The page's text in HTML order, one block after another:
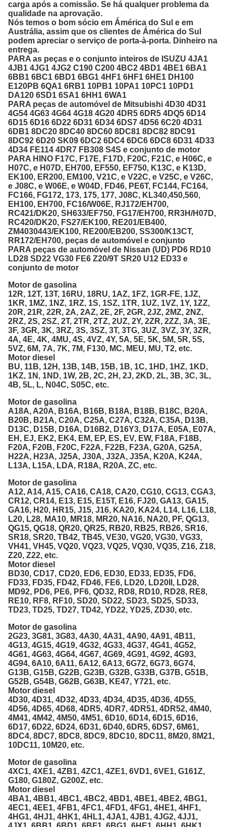
carga após a comissão. Se há qualquer problema da
qualidade na aprovação.
Nós temos o bom sócio em Ámérica do Sul e em
Austrália, assim que os clientes de Ámérica do Sul
podem apreciar o serviço de porta-à-porta. Dinheiro na
entrega.
PARA as peças e o conjunto inteiros de ISUZU 4JA1
4JB1 4JG1 4JG2 C190 C200 4BC2 4BD1 4BE1 6BA1
6BB1 6BC1 6BD1 6BG1 4HF1 6HF1 6HE1 DH100
E120PB 6QA1 6RB1 10PB1 10PA1 10PC1 10PD1
DA120 6SD1 6SA1 6HH1 6WA1
PARA peças de automóvel de Mitsubishi 4D30 4D31
4G54 4G63 4G64 4G18 4G20 4DR5 6DR5 4DQ5 6D14
6D15 6D16 6D22 6D31 6D34 6DS7 4D56 6C20 4D31
6DB1 8DC20 8DC40 8DC60 8DC81 8DC82 8DC91
8DC92 6D20 SK09 6DC2 6DC4 6DC6 6DC8 6D31 4D33
4D34 FE114 4DR7 FB308 S4S e conjunto de motor
PARA HINO F17C, F17E, F17D, F20C, F21C, e H06C, e
H07C, e H07D, EH700, EF550, EF750, K13C, e K13D,
EK100, ER200, EM100, V21C, e V22C, e V25C, e V26C,
e J08C, e W06E, e W04D, FD46, PE6T, FC144, FC164,
FC166, FG172, 173, 175, 177, J08C, KL340,450,560,
EH100, EH700, FC16/W06E, RJ172/EH700,
RC421/DK20, SH633/EF750, FG17/EH700, RR3H/H07D,
RC420/DK20, FS27/EK100, RE201/EB400,
ZM4030443/EK100, RE200/EB200, SS300/K13CT,
RR172/EH700, peças de automóvel e conjunto
PARA peças de automóvel de Nissan (UD) PD6 RD10
LD28 SD22 VG30 FE6 Z20/9T SR20 U12 ED33 e
conjunto de motor
Motor de gasolina
12R, 12T, 13T, 16RU, 18RU, 1AZ, 1FZ, 1GR-FE, 1JZ,
1KR, 1MZ, 1NZ, 1RZ, 1S, 1SZ, 1TR, 1UZ, 1VZ, 1Y, 1ZZ,
20R, 21R, 22R, 2A, 2AZ, 2E, 2F, 2GR, 2JZ, 2MZ, 2NZ,
2RZ, 2S, 2SZ, 2T, 2TR, 2TZ, 2UZ, 2Y, 2ZR, 2ZZ, 3A, 3E,
3F, 3GR, 3K, 3RZ, 3S, 3SZ, 3T, 3TG, 3UZ, 3VZ, 3Y, 3ZR,
4A, 4E, 4K, 4MU, 4S, 4VZ, 4Y, 5A, 5E, 5K, 5M, 5R, 5S,
5VZ, 6M, 7A, 7K, 7M, F130, MC, MEU, MU, T2, etc.
Motor diesel
BU, 11B, 12H, 13B, 14B, 15B, 1B, 1C, 1HD, 1HZ, 1KD,
1KZ, 1N, 1ND, 1W, 2B, 2C, 2H, 2J, 2KD, 2L, 3B, 3C, 3L,
4B, 5L, L, N04C, S05C, etc.
Motor de gasolina
A18A, A20A, B16A, B16B, B18A, B18B, B18C, B20A,
B20B, B21A, C20A, C25A, C27A, C32A, C35A, D13B,
D13C, D15B, D16A, D16B2, D16Y3, D17A, E05A, E07A,
EH, EJ, EK2, EK4, EM, EP, ES, EV, EW, F18A, F18B,
F20A, F20B, F20C, F22A, F22B, F23A, G20A, G25A,
H22A, H23A, J25A, J30A, J32A, J35A, K20A, K24A,
L13A, L15A, LDA, R18A, R20A, ZC, etc.
Motor de gasolina
A12, A14, A15, CA16, CA18, CA20, CG10, CG13, CGA3,
CR12, CR14, E13, E15, E15T, E16, FJ20, GA13, GA15,
GA16, H20, HR15, J15, J16, KA20, KA24, L14, L16, L18,
L20, L28, MA10, MR18, MR20, NA16, NA20, PF, QG13,
QG15, QG18, QR20, QR25, RB20, RB25, RB26, SR16,
SR18, SR20, TB42, TB45, VE30, VG20, VG30, VG33,
VH41, VH45, VQ20, VQ23, VQ25, VQ30, VQ35, Z16, Z18,
Z20, Z22, etc.
Motor diesel
BD30, CD17, CD20, ED6, ED30, ED33, ED35, FD6,
FD33, FD35, FD42, FD46, FE6, LD20, LD20II, LD28,
MD92, PD6, PE6, PF6, QD32, RD8, RD10, RD28, RE8,
RE10, RF8, RF10, SD20, SD22, SD23, SD25, SD33,
TD23, TD25, TD27, TD42, YD22, YD25, ZD30, etc.
Motor de gasolina
2G23, 3G81, 3G83, 4A30, 4A31, 4A90, 4A91, 4B11,
4G13, 4G15, 4G19, 4G32, 4G33, 4G37, 4G41, 4G52,
4G61, 4G63, 4G64, 4G67, 4G69, 4G91, 4G92, 4G93,
4G94, 6A10, 6A11, 6A12, 6A13, 6G72, 6G73, 6G74,
G13B, G15B, G22B, G23B, G32B, G33B, G37B, G51B,
G52B, G54B, G62B, G63B, KE47, Y721, etc.
Motor diesel
4D30, 4D31, 4D32, 4D33, 4D34, 4D35, 4D36, 4D55,
4D56, 4D65, 4D68, 4DR5, 4DR7, 4DR51, 4DR52, 4M40,
4M41, 4M42, 4M50, 4M51, 6D10, 6D14, 6D15, 6D16,
6D17, 6D22, 6D24, 6D31, 6D40, 6DR5, 6DS7, 6M61,
8DC4, 8DC7, 8DC8, 8DC9, 8DC10, 8DC11, 8M20, 8M21,
10DC11, 10M20, etc.
Motor de gasolina
4XC1, 4XE1, 4ZB1, 4ZC1, 4ZE1, 6VD1, 6VE1, G161Z,
G180, G180Z, G200Z, etc.
Motor diesel
4BA1, 4BB1, 4BC1, 4BC2, 4BD1, 4BE1, 4BE2, 4BG1,
4EC1, 4EE1, 4FB1, 4FC1, 4FD1, 4FG1, 4HE1, 4HF1,
4HG1, 4HJ1, 4HK1, 4HL1, 4JA1, 4JB1, 4JG2, 4JJ1,